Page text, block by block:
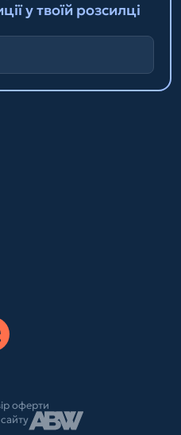
у твоїй розсилці
оферти